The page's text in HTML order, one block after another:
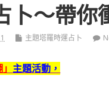
卜～帶你
主題塔羅時運占卜
主題活動，